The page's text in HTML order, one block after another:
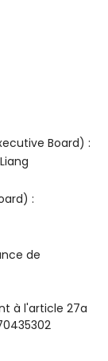
Board) :
:
de
à l'article 27a